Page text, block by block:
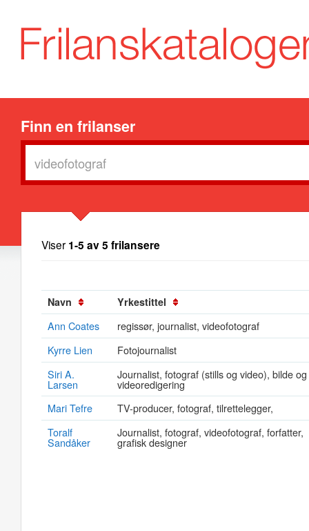
Finn en frilanser
Viser 1-5 av 5 frilansere
Navn Yrkestittel
Ann Coates
regissør, journalist, videofotograf
Kyrre Lien
Fotojournalist
Siri A.
Larsen
Journalist, fotograf (stills og video), bilde og
videoredigering
Mari Tefre
TV-producer, fotograf, tilrettelegger,
Toralf
Sandåker
Journalist, fotograf, videofotograf, forfatter,
grafisk designer